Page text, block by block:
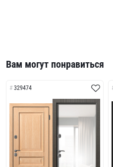
Вам могут понравиться
329474